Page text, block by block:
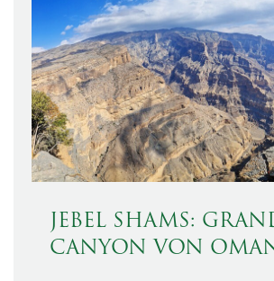
JEBEL SHAMS:
CANYON VON